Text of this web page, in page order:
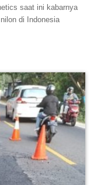
saat ini kabarnya
di Indonesia